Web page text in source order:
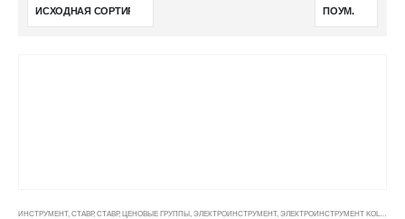
ИНСТРУМЕНТ, СТАВР, СТАВР, ЦЕНОВЫЕ ГРУППЫ ЭЛЕКТРОИНСТРУМЕНТ, ЭЛЕКТРОИНСТРУМЕНТ KOLNER